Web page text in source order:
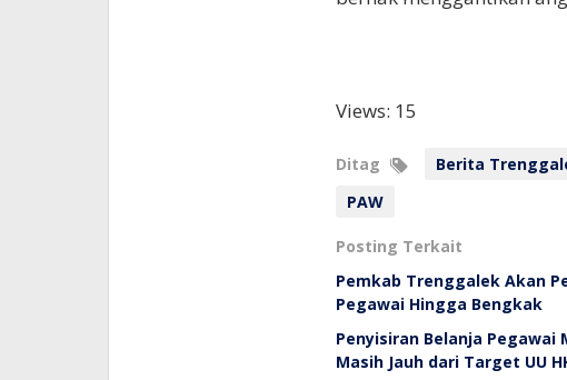
Views: 15
Ditag Berita
PAW
Posting Terkait
Pemkab Trenggalek Akan
Pegawai Hingga Bengkak
Penyisiran Belanja
Masih Jauh dari Target UU